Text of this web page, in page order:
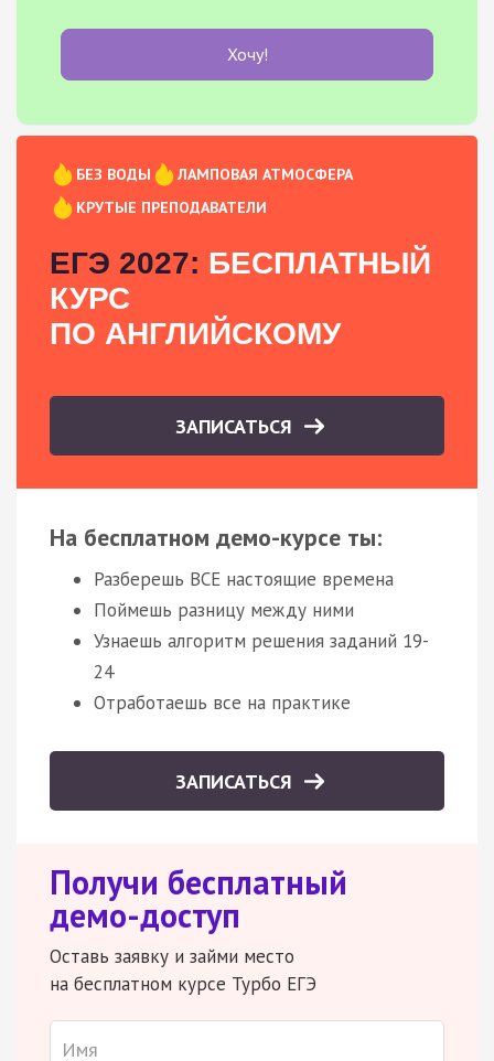
Хочу!
БЕЗ ВОДЫ
ЛАМПОВАЯ АТМОСФЕРА
КРУТЫЕ ПРЕПОДАВАТЕЛИ
ЕГЭ 2027: БЕСПЛАТНЫЙ
КУРС
ПО АНГЛИЙСКОМУ
ЗАПИСАТЬСЯ
На бесплатном демо-курсе ты:
Разберешь ВСЕ настоящие времена
Поймешь разницу между ними
Узнаешь алгоритм решения заданий 19-
24
Отработаешь все на практике
ЗАПИСАТЬСЯ
Получи бесплатный
демо-доступ
Оставь заявку и займи место
на бесплатном курсе Турбо ЕГЭ